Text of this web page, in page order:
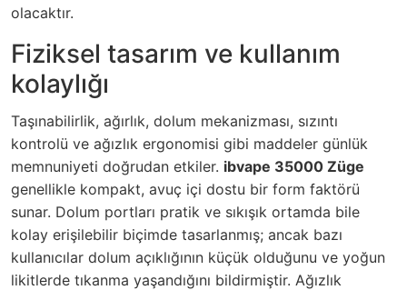
olacaktır.
Fiziksel tasarım ve kullanım
kolaylığı
Taşınabilirlik, ağırlık, dolum mekanizması, sızıntı
kontrolü ve ağızlık ergonomisi gibi maddeler günlük
memnuniyeti doğrudan etkiler. ibvape 35000 Züge
genellikle kompakt, avuç içi dostu bir form faktörü
sunar. Dolum portları pratik ve sıkışık ortamda bile
kolay erişilebilir biçimde tasarlanmış; ancak bazı
kullanıcılar dolum açıklığının küçük olduğunu ve yoğun
likitlerde tıkanma yaşandığını bildirmiştir. Ağızlık